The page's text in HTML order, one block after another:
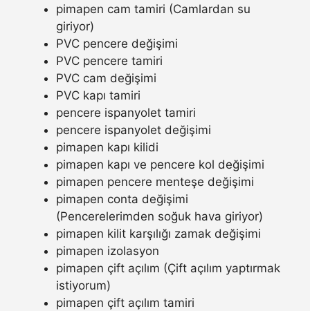
pimapen cam tamiri (Camlardan su
giriyor)
PVC pencere değişimi
PVC pencere tamiri
PVC cam değişimi
PVC kapı tamiri
pencere ispanyolet tamiri
pencere ispanyolet değişimi
pimapen kapı kilidi
pimapen kapı ve pencere kol değişimi
pimapen pencere menteşe değişimi
pimapen conta değişimi
(Pencerelerimden soğuk hava giriyor)
pimapen kilit karşılığı zamak değişimi
pimapen izolasyon
pimapen çift açılım (Çift açılım yaptırmak
istiyorum)
pimapen çift açılım tamiri